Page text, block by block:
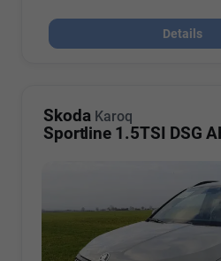
Details
Skoda Karoq